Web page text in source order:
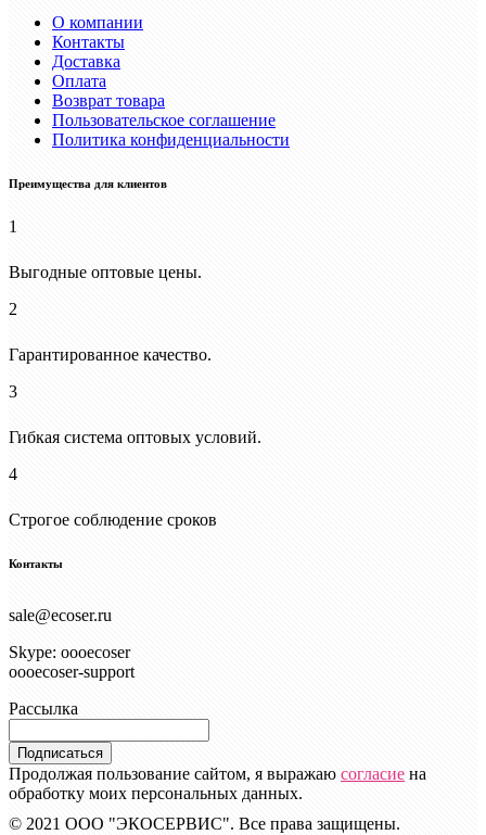
О компании
Контакты
Доставка
Оплата
Возврат товара
Пользовательское соглашение
Политика конфиденциальности
Преимущества для клиентов
1
Выгодные оптовые цены.
2
Гарантированное качество.
3
Гибкая система оптовых условий.
4
Строгое соблюдение сроков
Контакты
sale@ecoser.ru
Skype: oooecoser
oooecoser-support
Рассылка
Подписаться
Продолжая пользование сайтом, я выражаю согласие на
обработку моих персональных данных.
© 2021 ООО "ЭКОСЕРВИС". Все права защищены.